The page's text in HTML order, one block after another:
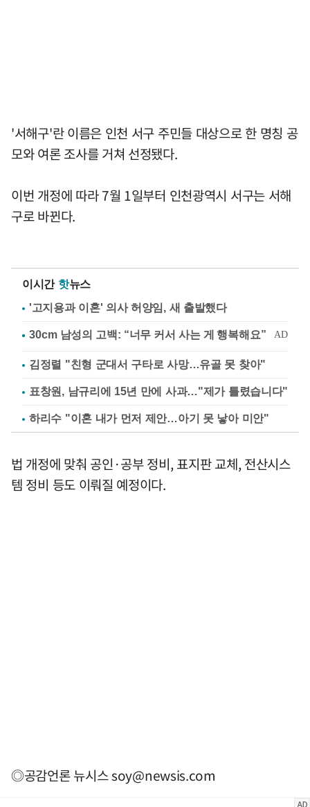
'서해구'란 이름은 인천 서구 주민들 대상으로 한 명칭 공
모와 여론 조사를 거쳐 선정됐다.
이번 개정에 따라 7월 1일부터 인천광역시 서구는 서해
구로 바뀐다.
이시간 핫뉴스
'고지용과 이혼' 의사 허양임, 새 출발했다
김정렬 "친형 군대서 구타로 사망…유골 못 찾아"
표창원, 남규리에 15년 만에 사과…"제가 틀렸습니다"
하리수 "이혼 내가 먼저 제안…아기 못 낳아 미안"
법 개정에 맞춰 공인·공부 정비, 표지판 교체, 전산시스
템 정비 등도 이뤄질 예정이다.
◎공감언론 뉴시스soy@newsis.com